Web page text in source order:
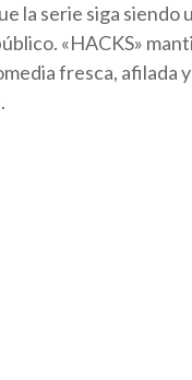
la serie siga siendo
«HACKS»
fresca, afilada